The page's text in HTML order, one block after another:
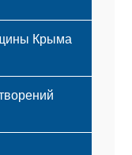
Крыма